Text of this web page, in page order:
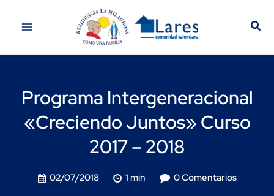
Programa Intergeneracional
«Creciendo Juntos» Curso
2017 – 2018
02/07/2018 1 min 0 Comentarios